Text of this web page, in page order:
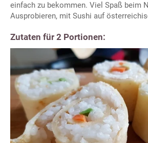
einfach zu bekommen. Viel Spaß beim
Ausprobieren, mit Sushi auf
Zutaten für 2 Portionen: